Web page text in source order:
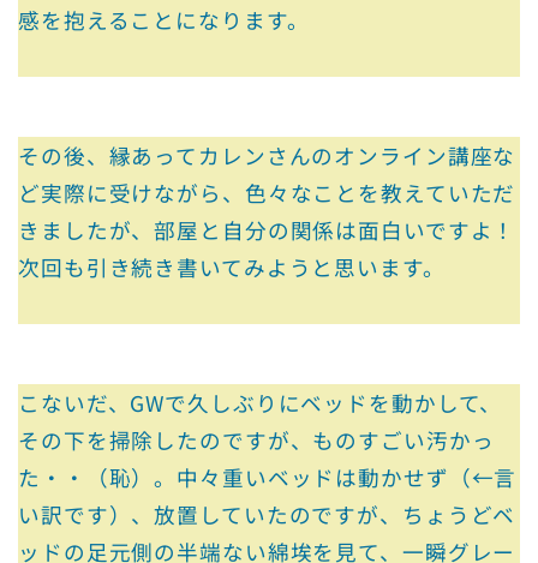
感を抱えることになります。
その後、縁あってカレンさんのオンライン講座な
ど実際に受けながら、色々なことを教えていただ
きましたが、部屋と自分の関係は面白いですよ！
次回も引き続き書いてみようと思います。
こないだ、GWで久しぶりにベッドを動かして、
その下を掃除したのですが、ものすごい汚かっ
た・・（恥）。中々重いベッドは動かせず（←言
い訳です）、放置していたのですが、ちょうどベ
ッドの足元側の半端ない綿埃を見て、一瞬グレー